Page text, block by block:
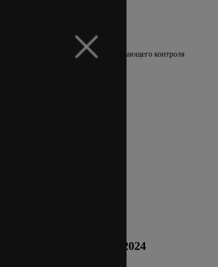
Индивидуальные решения неразрушающего контроля
Выставка NDT Russia 2024